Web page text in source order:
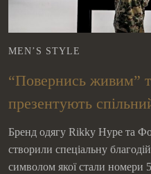
MEN’S STYLE
“Повернись живим”
презентують
Бренд одягу Rikky Hype та
створили спеціальну
символом якої стали номери